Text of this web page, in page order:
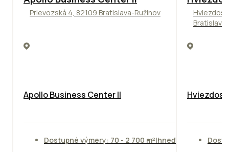
Prievozská 4, 82109 Bratislava-Ružinov
Apollo Business Center II
Dostupné výmery: 70 - 2 700 m²Ihneď